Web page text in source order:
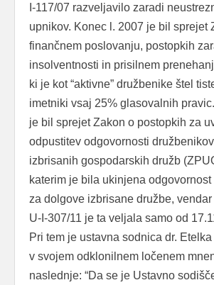
I-117/07 razveljavilo zaradi
upnikov. Konec l. 2007 je bil sprejet
finančnem poslovanju, postopkih
insolventnosti in prisilnem
ki je kot “aktivne” družbenike štel
imetniki vsaj 25% glasovalnih
je bil sprejet Zakon o postopkih za
odpustitev odgovornosti
izbrisanih gospodarskih družb
katerim je bila ukinjena
za dolgove izbrisane družbe,
U-I-307/11 je ta veljala samo od
Pri tem je ustavna sodnica dr.
v svojem odklonilnem ločenem
naslednje: “Da se je Ustavno